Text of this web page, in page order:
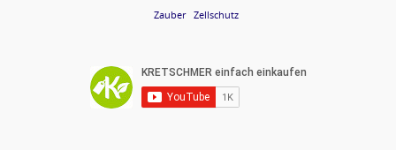
Zauber Zellschutz